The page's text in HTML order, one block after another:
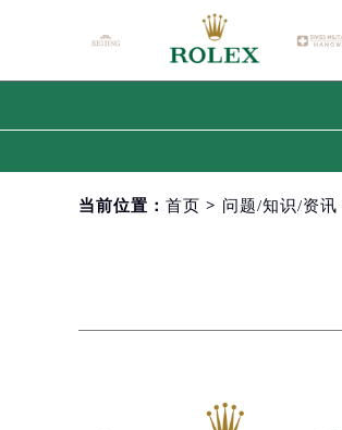
当前位置： 首页 > 问题/知识/资讯